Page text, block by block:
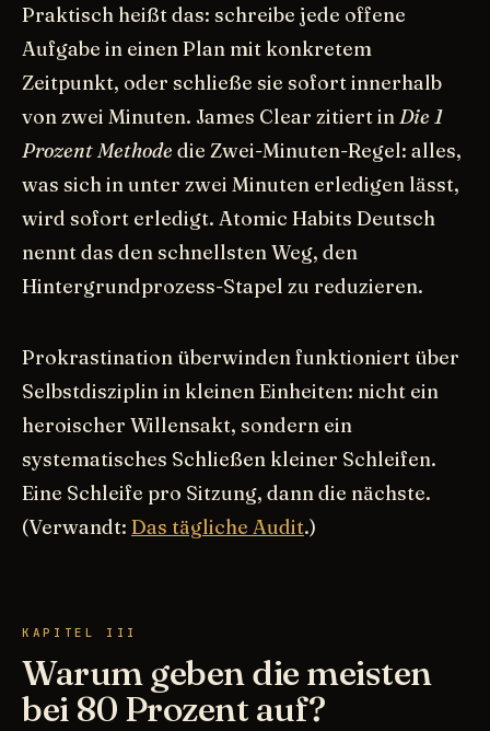
Praktisch heißt das: schreibe jede offene
Aufgabe in einen Plan mit konkretem
Zeitpunkt, oder schließe sie sofort innerhalb
von zwei Minuten. James Clear zitiert in Die 1
Prozent Methodedie Zwei-Minuten-Regel: alles,
was sich in unter zwei Minuten erledigen lässt,
wird sofort erledigt. Atomic Habits Deutsch
nennt das den schnellsten Weg, den
Hintergrundprozess-Stapel zu reduzieren.
Prokrastination überwinden funktioniert über
Selbstdisziplin in kleinen Einheiten: nicht ein
heroischer Willensakt, sondern ein
systematisches Schließen kleiner Schleifen.
Eine Schleife pro Sitzung, dann die nächste.
(Verwandt: Das tägliche Audit.)
KAPITEL III
Warum geben die meisten
bei 80 Prozent auf?